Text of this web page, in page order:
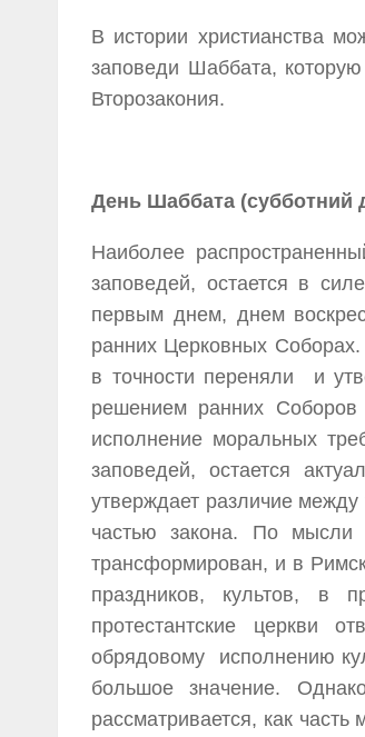
В истории христианства
заповеди Шаббата,
Второзакония.
День Шаббата (субботний
Наиболее
заповедей, остается в
первым днем, днем
ранних Церковных Соборах.
в точности переняли и
решением ранних
исполнение моральных
заповедей, остается
утверждает различие
частью закона. По мысли
трансформирован, и в
праздников, культов, в
протестантские церкви
обрядовому исполнению
большое значение.
рассматривается, как